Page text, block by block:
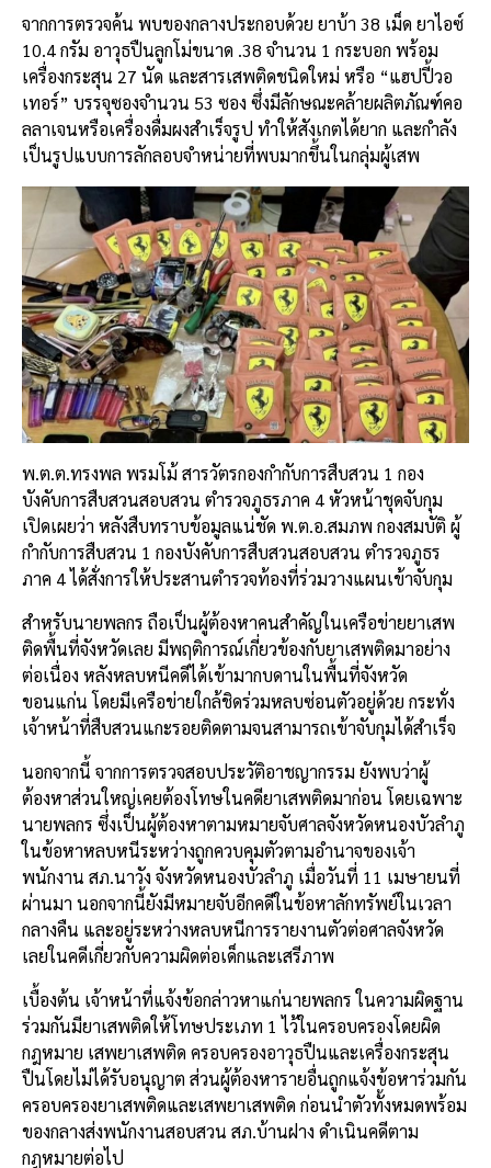
จากการตรวจค้น พบของกลางประกอบด้วย ยาบ้า 38 เม็ด ยาไอซ์
10.4 กรัม อาวุธปืนลูกโม่ขนาด .38 จำนวน 1 กระบอก พร้อม
เครื่องกระสุน 27 นัด และสารเสพติดชนิดใหม่ หรือ “แฮปปี้วอ
เทอร์” บรรจุซองจำนวน 53 ซอง ซึ่งมีลักษณะคล้ายผลิตภัณฑ์คอ
ลลาเจนหรือเครื่องดื่มผงสำเร็จรูป ทำให้สังเกตได้ยาก และกำลัง
เป็นรูปแบบการลักลอบจำหน่ายที่พบมากขึ้นในกลุ่มผู้เสพ
พ.ต.ต.ทรงพล พรมโม้ สารวัตรกองกำกับการสืบสวน 1 กอง
บังคับการสืบสวนสอบสวน ตำรวจภูธรภาค 4 หัวหน้าชุดจับกุม
เปิดเผยว่า หลังสืบทราบข้อมูลแน่ชัด พ.ต.อ.สมภพ กองสมบัติ ผู้
กำกับการสืบสวน 1 กองบังคับการสืบสวนสอบสวน ตำรวจภูธร
ภาค 4 ได้สั่งการให้ประสานตำรวจท้องที่ร่วมวางแผนเข้าจับกุม
สำหรับนายพลกร ถือเป็นผู้ต้องหาคนสำคัญในเครือข่ายยาเสพ
ติดพื้นที่จังหวัดเลย มีพฤติการณ์เกี่ยวข้องกับยาเสพติดมาอย่าง
ต่อเนื่อง หลังหลบหนีคดีได้เข้ามากบดานในพื้นที่จังหวัด
ขอนแก่น โดยมีเครือข่ายใกล้ชิดร่วมหลบซ่อนตัวอยู่ด้วย กระทั่ง
เจ้าหน้าที่สืบสวนแกะรอยติดตามจนสามารถเข้าจับกุมได้สำเร็จ
นอกจากนี้ จากการตรวจสอบประวัติอาชญากรรม ยังพบว่าผู้
ต้องหาส่วนใหญ่เคยต้องโทษในคดียาเสพติดมาก่อน โดยเฉพาะ
นายพลกร ซึ่งเป็นผู้ต้องหาตามหมายจับศาลจังหวัดหนองบัวลำภู
ในข้อหาหลบหนีระหว่างถูกควบคุมตัวตามอำนาจของเจ้า
พนักงาน สภ.นาวัง จังหวัดหนองบัวลำภู เมื่อวันที่ 11 เมษายนที่
ผ่านมา นอกจากนี้ยังมีหมายจับอีกคดีในข้อหาลักทรัพย์ในเวลา
กลางคืน และอยู่ระหว่างหลบหนีการรายงานตัวต่อศาลจังหวัด
เลยในคดีเกี่ยวกับความผิดต่อเด็กและเสรีภาพ
เบื้องต้น เจ้าหน้าที่แจ้งข้อกล่าวหาแก่นายพลกร ในความผิดฐาน
ร่วมกันมียาเสพติดให้โทษประเภท 1 ไว้ในครอบครองโดยผิด
กฎหมาย เสพยาเสพติด ครอบครองอาวุธปืนและเครื่องกระสุน
ปืนโดยไม่ได้รับอนุญาต ส่วนผู้ต้องหารายอื่นถูกแจ้งข้อหาร่วมกัน
ครอบครองยาเสพติดและเสพยาเสพติด ก่อนนำตัวทั้งหมดพร้อม
ของกลางส่งพนักงานสอบสวน สภ.บ้านฝาง ดำเนินคดีตาม
กฎหมายต่อไป